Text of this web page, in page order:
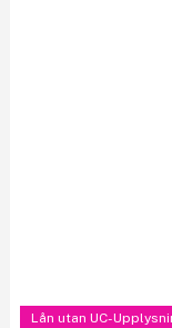
Lån utan UC-